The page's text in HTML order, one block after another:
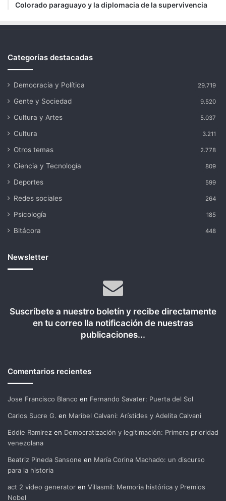
Colorado paraguayo y la diplomacia de la supervivencia
Categorías destacadas
Democracia y Política 29.719
Gente y Sociedad 9.520
Cultura y Artes 5.037
Cultura 3.211
Otros temas 2.778
Ciencia y Tecnología 809
Deportes 599
Redes sociales 264
Psicología 185
Bitácora 448
Newsletter
Suscríbete a nuestro boletín y recibe directamente
en tu correo lla notificación de nuestras
publicaciones...
Comentarios recientes
Jose Francisco Blanco en Fernando Savater: Puerta del Sol
Carlos Sucre G. en Maribel Calvani: Arístides y Adelita Calvani
Eddie Ramirez en Democratización y legitimación: Primera prioridad
venezolana
Beatriz Pineda Sansone en María Corina Machado: un discurso
para la historia
act 2 video generator en Villasmil: Memoria histórica y Premios
Nobel